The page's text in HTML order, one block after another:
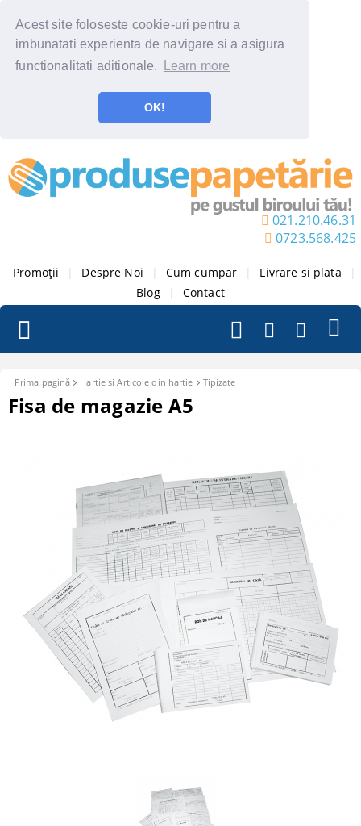
Acest site foloseste cookie-uri pentru a
imbunatati experienta de navigare si a asigura
functionalitati aditionale.
Learn more
OK!
021.210.46.31
0723.568.425
Promoții Despre Noi Cum cumpar Livrare si plata
Blog
Contact
Prima pagină Hartie si Articole din hartie Tipizate
Fisa de magazie A5